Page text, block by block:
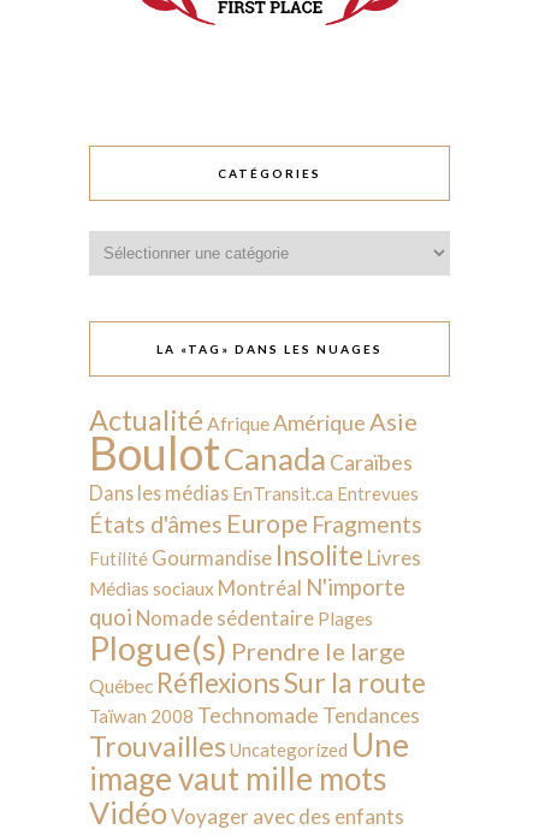
CATÉGORIES
LA «TAG» DANS LES NUAGES
Actualité AfriqueAmérique Asie
BoulotCanada Caraïbes
Dans les médias EnTransit.ca Entrevues
États d'âmes Europe Fragments
Futilité Gourmandise Insolite Livres
Médias sociaux Montréal N'importe
quoi Nomade sédentaire Plages
Plogue(s) Prendre le large
Québec RéflexionsSur la route
Taïwan 2008 Technomade Tendances
Trouvailles Uncategorized Une
image vaut mille mots
VidéoVoyager avec des enfants